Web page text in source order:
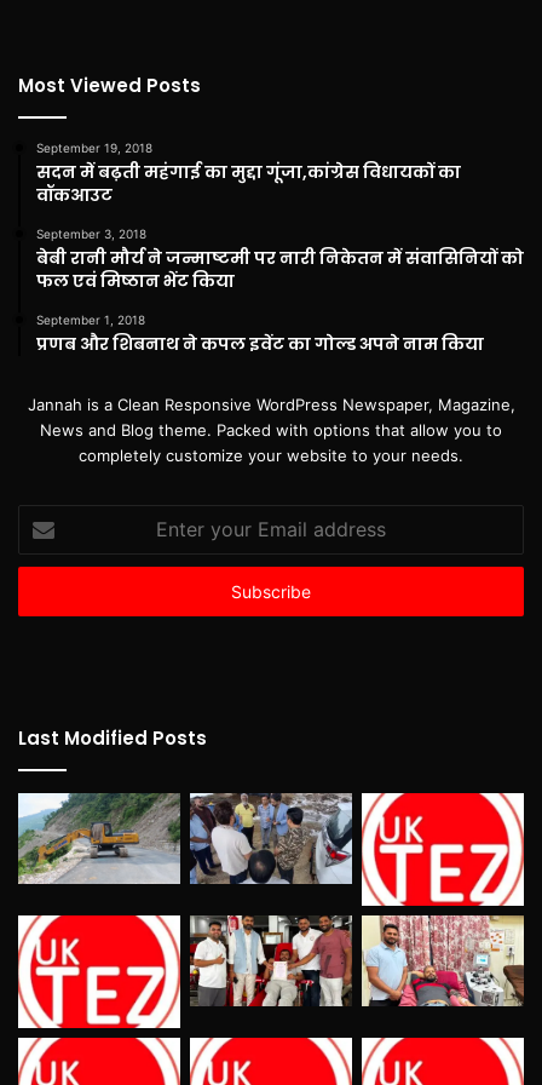
Most Viewed Posts
September 19, 2018
सदन में बढ़ती महंगाई का मुद्दा गूंजा,कांग्रेस विधायकों का
वॉकआउट
September 3, 2018
बेबी रानी मौर्य ने जन्माष्टमी पर नारी निकेतन में संवासिनियों को
फल एवं मिष्ठान भेंट किया
September 1, 2018
प्रणब और शिबनाथ ने कपल इवेंट का गोल्ड अपने नाम किया
Jannah is a Clean Responsive WordPress Newspaper, Magazine,
News and Blog theme. Packed with options that allow you to
completely customize your website to your needs.
your
Email
Last Modified Posts